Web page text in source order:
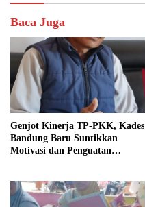
Baca Juga
Genjot Kinerja TP-PKK, Kades
Bandung Baru Suntikkan
Motivasi dan Penguatan